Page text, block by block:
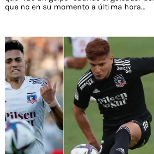
que no en su momento a última hora...